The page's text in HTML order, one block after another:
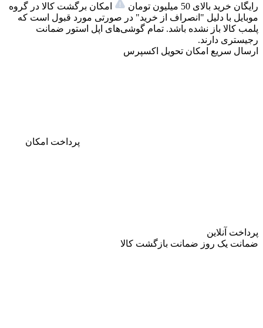
رایگان خرید بالای 50 میلیون تومان
امکان برگشت کالا در گروه
موبایل با دلیل "انصراف از خرید" در صورتی مورد قبول است که
پلمب کالا باز نشده باشد. تمام گوشی‌های اپل استور ضمانت
رجیستری دارند.
ارسال سریع امکان تحویل اکسپرس
پرداخت امکان
پرداخت آنلاین
ضمانت یک روز ضمانت بازگشت کالا